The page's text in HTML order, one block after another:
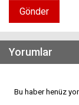
Gönder
Yorumlar
Bu haber henüz